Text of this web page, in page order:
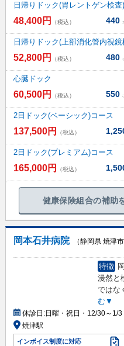
日帰りドック(胃レントゲン検査)
48,400円 （税込） 440
日帰りドック(上部消化管内視鏡
52,800円 （税込） 480
心臓ドック
60,500円 （税込） 550
2日ドック(ベーシック)コース
137,500円 （税込）
2日ドック(プレミアム)コース
165,000円 （税込）
健康保険組合の補助
岡本石井病院
（静岡県 焼津市
特徴
漫然と
ではな
む▼
休診日:日曜・祝日・12/30～1/3
焼津駅
インボイス制度に対応